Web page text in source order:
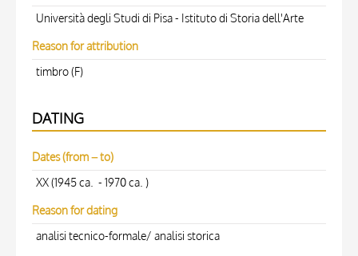
Università degli Studi di Pisa - Istituto di Storia dell'Arte
Reason for attribution
timbro (F)
DATING
Dates (from – to)
XX (1945 ca. - 1970 ca. )
Reason for dating
analisi tecnico-formale/ analisi storica